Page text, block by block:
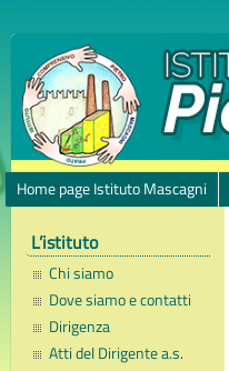
Home page Istituto Mascagni
L’istituto
Chi siamo
Dove siamo e contatti
Dirigenza
Atti del Dirigente a.s.